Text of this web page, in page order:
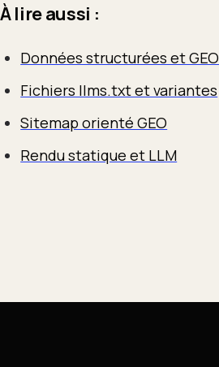
À lire aussi :
Données structurées et GEO
Fichiers llms.txt et variantes
Sitemap orienté GEO
Rendu statique et LLM